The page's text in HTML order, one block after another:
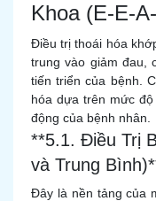
Khoa (E-E-
Điều trị thoái hóa
trung vào giảm đau,
tiến triển của bệnh.
hóa dựa trên mức
động của bệnh nhân.
**5.1. Điều Trị
và Trung
Đây là nền tảng của